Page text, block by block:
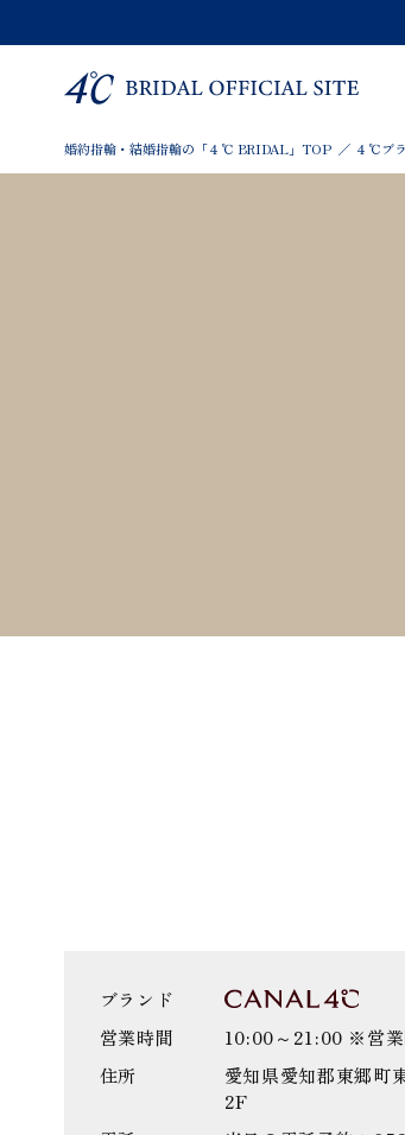
婚約指輪・結婚指輪の「４℃ BRIDAL」TOP ４℃ブ
ブランド
営業時間
10:00～21:00 ※営業
住所
愛知県愛知郡東郷町
2F